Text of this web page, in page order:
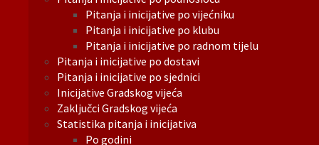
Pitanja i inicijative po vijećniku
Pitanja i inicijative po klubu
Pitanja i inicijative po radnom tijelu
Pitanja i inicijative po dostavi
Pitanja i inicijative po sjednici
Inicijative Gradskog vijeća
Zaključci Gradskog vijeća
Statistika pitanja i inicijativa
Po godini